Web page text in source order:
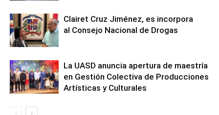
Clairet Cruz Jiménez, es incorpora
al Consejo Nacional de Drogas
La UASD anuncia apertura de maestría
en Gestión Colectiva de Producciones
Artísticas y Culturales